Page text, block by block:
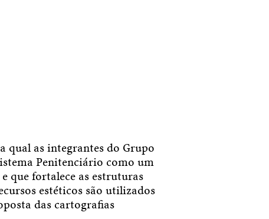
qual as integrantes do Grupo
Penitenciário como um
que fortalece as estruturas
estéticos são utilizados
das cartografias